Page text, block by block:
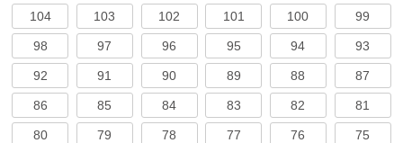
104 103 102 101 100 99
98 97 96 95 94 93
92 91 90 89 88 87
86 85 84 83 82 81
80 79 78 77 76 75